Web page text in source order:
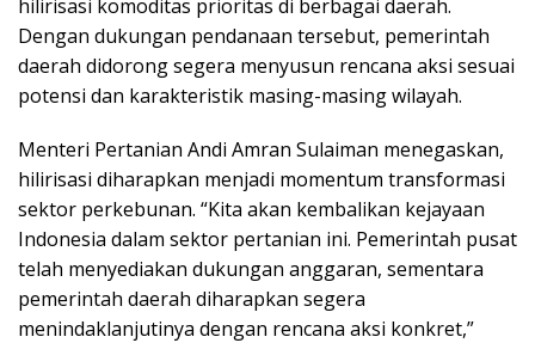
hilirisasi komoditas prioritas di berbagai daerah.
Dengan dukungan pendanaan tersebut, pemerintah
daerah didorong segera menyusun rencana aksi sesuai
potensi dan karakteristik masing-masing wilayah.
Menteri Pertanian Andi Amran Sulaiman menegaskan,
hilirisasi diharapkan menjadi momentum transformasi
sektor perkebunan. “Kita akan kembalikan kejayaan
Indonesia dalam sektor pertanian ini. Pemerintah pusat
telah menyediakan dukungan anggaran, sementara
pemerintah daerah diharapkan segera
menindaklanjutinya dengan rencana aksi konkret,”